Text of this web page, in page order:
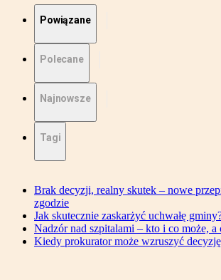
Powiązane
Polecane
Najnowsze
Tagi
Brak decyzji, realny skutek – nowe
zgodzie
Jak skutecznie zaskarżyć uchwałę
Nadzór nad szpitalami – kto i co może, a
Kiedy prokurator może wzruszyć